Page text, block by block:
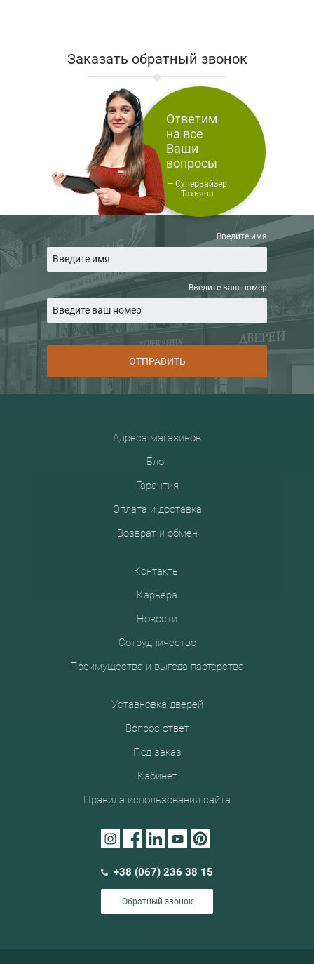
Заказать обратный звонок
Ответим
на все
Ваши
вопросы
— Супервайзер
Татьяна
Введите имя
Введите ваш номер
ОТПРАВИТЬ
Адреса магазинов
Блог
Гарантия
Оплата и доставка
Возврат и обмен
Контакты
Карьера
Новости
Сотрудничество
Преимущества и выгода партерства
Уставновка дверей
Вопрос ответ
Под заказ
Кабинет
Правила использования сайта
+38 (067) 236 38 15
Обратный звонок